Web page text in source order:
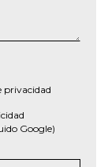
privacidad
Google)